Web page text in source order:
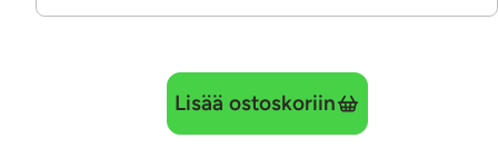
Lisää ostoskoriin